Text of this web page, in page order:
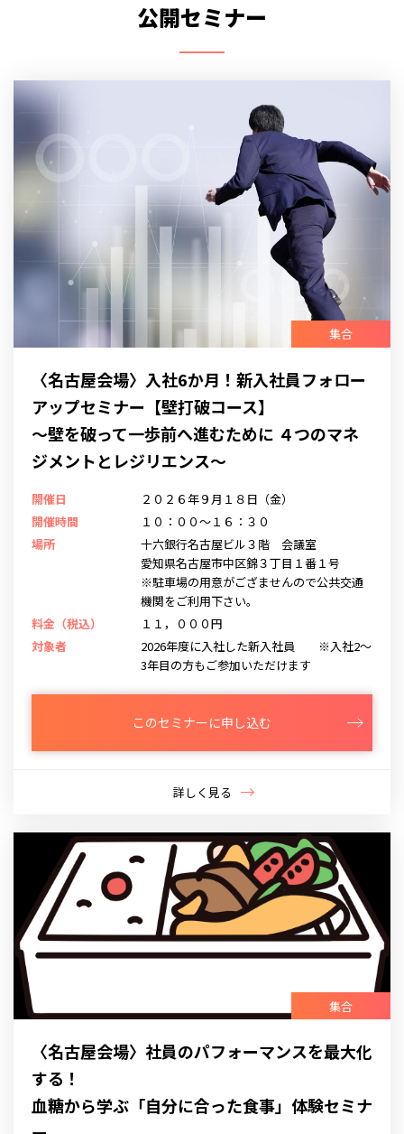
公開セミナー
集合
〈名古屋会場〉入社6か月！新入社員フォロー
アップセミナー【壁打破コース】
～壁を破って一歩前へ進むために ４つのマネ
ジメントとレジリエンス～
開催日
２０２６年９月１８日（金）
開催時間
１０：００～１６：３０
場所
十六銀行名古屋ビル３階 会議室
愛知県名古屋市中区錦３丁目１番１号
※駐車場の用意がござませんので公共交通
機関をご利用下さい。
料金（税込）
１１，０００円
対象者
2026年度に入社した新入社員 ※入社2～
3年目の方もご参加いただけます
このセミナーに申し込む
詳しく見る
集合
〈名古屋会場〉社員のパフォーマンスを最大化
する！
血糖から学ぶ「自分に合った食事」体験セミナ